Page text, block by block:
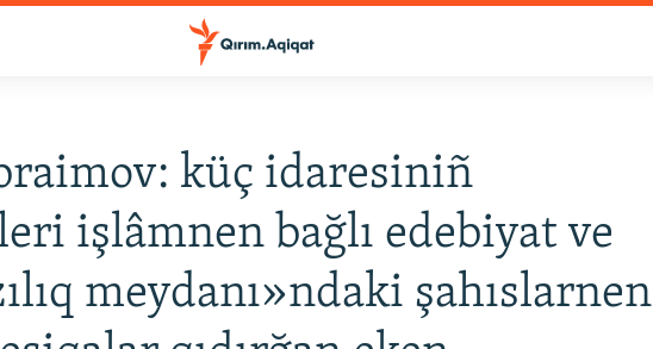
küç idaresiniñ
işlâmnen bağlı edebiyat ve
meydanı»ndaki şahıslarnen